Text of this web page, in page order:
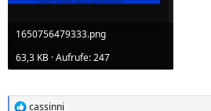
1650756479333.png
63,3 KB · Aufrufe: 247
cassinni